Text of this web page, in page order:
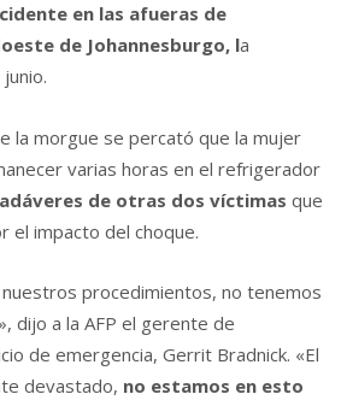
en las afueras de
de Johannesburgo, la
la morgue se percató que la mujer
varias horas en el refrigerador
de otras dos víctimasque
el impacto del choque.
procedimientos, no tenemos
dijo a la AFP el gerente de
de emergencia, Gerrit Bradnick. «El
devastado, no estamos en esto